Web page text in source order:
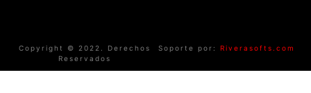
Copyright © 2022. Derechos
Reservados
Soporte por: Riverasofts.com